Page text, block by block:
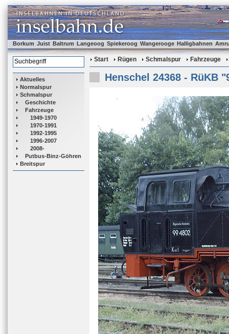
Borkum Juist Baltrum Langeoog Spiekeroog Wangerooge Halligbahnen
Aktuelles
Normalspur
Schmalspur
Geschichte
Fahrzeuge
1949-1970
1970-1991
1992-1995
1996-2007
2008-
Putbus-Binz-Göhren
Breitspur
Start Rügen Schmalspur Fahrzeuge
Henschel 24368 - RüKB